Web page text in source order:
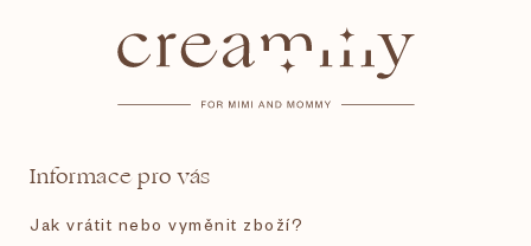
Informace pro vás
Jak vrátit nebo vyměnit zboží?